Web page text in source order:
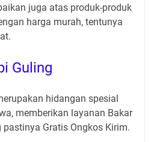
juga atas produk-produk
harga murah, tentunya
Guling
hidangan spesial
memberikan layanan Bakar
Gratis Ongkos Kirim.